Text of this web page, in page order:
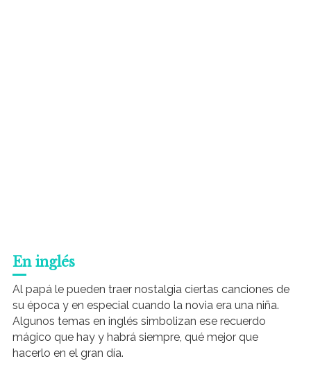
En inglés
Al papá le pueden traer nostalgia ciertas canciones de
su época y en especial cuando la novia era una niña.
Algunos temas en inglés simbolizan ese recuerdo
mágico que hay y habrá siempre, qué mejor que
hacerlo en el gran día.